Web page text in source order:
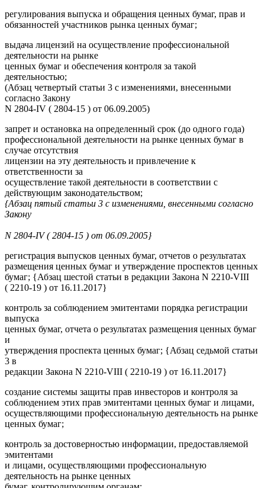
регулирования выпуска и обращения ценных бумаг, прав и
обязанностей участников рынка ценных бумаг;
выдача лицензий на осуществление профессиональной
деятельности на рынке
ценных бумаг и обеспечения контроля за такой
деятельностью;
(Абзац четвертый статьи 3 с изменениями, внесенными
согласно Закону
N 2804-IV ( 2804-15 ) от 06.09.2005)
запрет и остановка на определенный срок (до одного года)
профессиональной деятельности на рынке ценных бумаг в
случае отсутствия
лицензии на эту деятельность и привлечение к
ответственности за
осуществление такой деятельности в соответствии с
действующим законодательством;
{Абзац пятый статьи 3 с изменениями, внесенными согласно
Закону
N 2804-IV ( 2804-15 ) от 06.09.2005}
регистрация выпусков ценных бумаг, отчетов о результатах
размещения ценных бумаг и утверждение проспектов ценных
бумаг; {Абзац шестой статьи в редакции Закона N 2210-VIII
( 2210-19 ) от 16.11.2017}
контроль за соблюдением эмитентами порядка регистрации
выпуска
ценных бумаг, отчета о результатах размещения ценных бумаг
и
утверждения проспекта ценных бумаг; {Абзац седьмой статьи
3 в
редакции Закона N 2210-VIII ( 2210-19 ) от 16.11.2017}
создание системы защиты прав инвесторов и контроля за
соблюдением этих прав эмитентами ценных бумаг и лицами,
осуществляющими профессиональную деятельность на рынке
ценных бумаг;
контроль за достоверностью информации, предоставляемой
эмитентами
и лицами, осуществляющими профессиональную
деятельность на рынке ценных